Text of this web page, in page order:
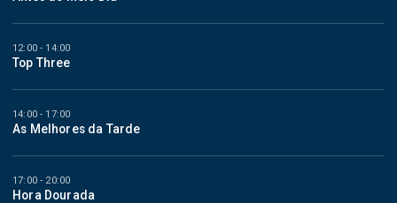
12:00 - 14:00
Top Three
14:00 - 17:00
As Melhores da Tarde
17:00 - 20:00
Hora Dourada